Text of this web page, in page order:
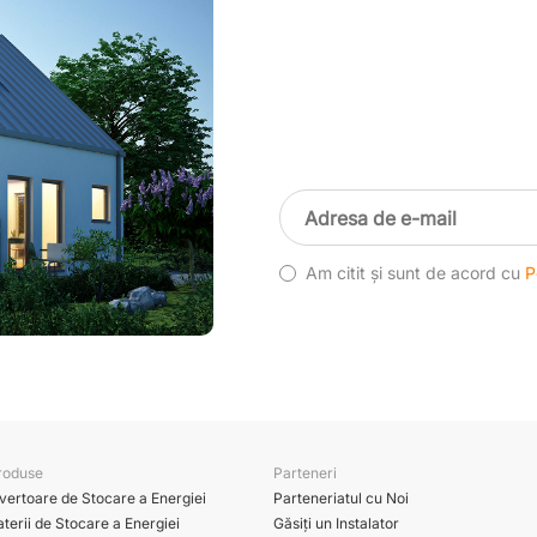
Am citit și sunt de acord cu
de Stocare a Energiei
de Stocare a Energiei
Parteneri
Parteneriatul cu Noi
Găsiți un Instalator